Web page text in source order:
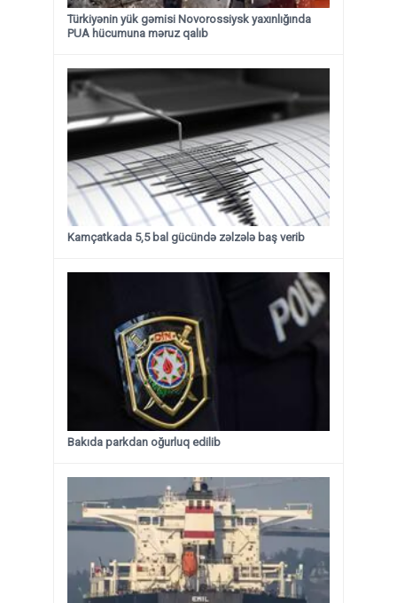
Türkiyənin yük gəmisi Novorossiysk yaxınlığında
PUA hücumuna məruz qalıb
Kamçatkada 5,5 bal gücündə zəlzələ baş verib
Bakıda parkdan oğurluq edilib